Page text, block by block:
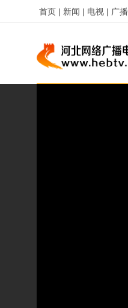
首页 | 新闻 | 电视 | 广